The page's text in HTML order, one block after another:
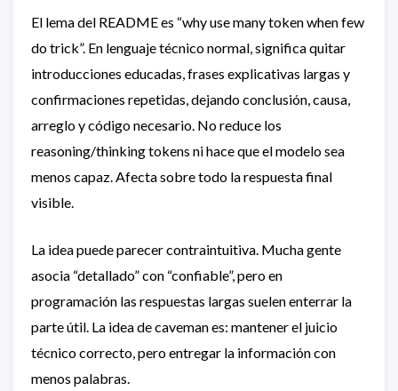
El lema del README es “why use many token when few
do trick”. En lenguaje técnico normal, significa quitar
introducciones educadas, frases explicativas largas y
confirmaciones repetidas, dejando conclusión, causa,
arreglo y código necesario. No reduce los
reasoning/thinking tokens ni hace que el modelo sea
menos capaz. Afecta sobre todo la respuesta final
visible.
La idea puede parecer contraintuitiva. Mucha gente
asocia “detallado” con “confiable”, pero en
programación las respuestas largas suelen enterrar la
parte útil. La idea de caveman es: mantener el juicio
técnico correcto, pero entregar la información con
menos palabras.